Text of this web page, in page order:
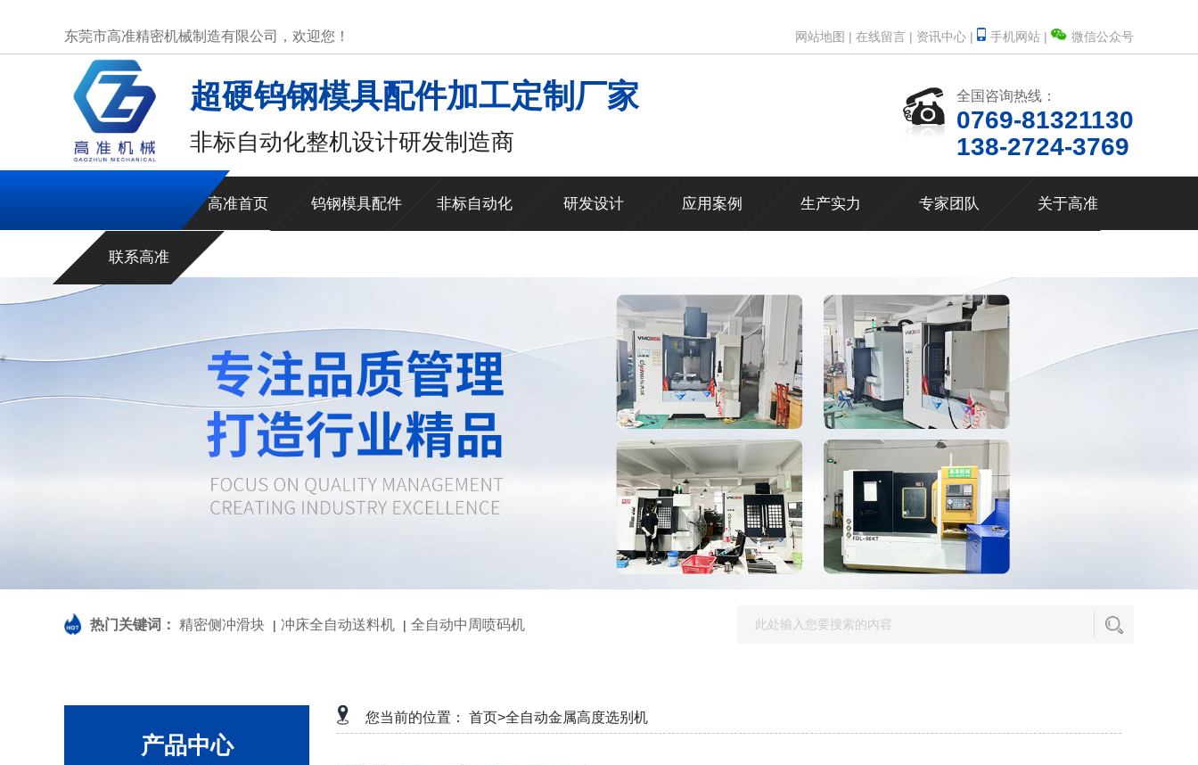
东莞市高准精密机械制造有限公司，欢迎您！ 网站地图 | 在线留言 | 资讯中心 | 手机网站 | 微信公众号
超硬钨钢模具配件加工定制厂家
非标自动化整机设计研发制造商
全国咨询热线：
0769-81321130
138-2724-3769
高准首页 钨钢模具配件 非标自动化 研发设计 应用案例 生产实力 专家团队 关于高准
联系高准
热门关键词： 精密侧冲滑块 | 冲床全自动送料机 | 全自动中周喷码机
产品中心
您当前的位置： 首页>全自动金属高度选别机